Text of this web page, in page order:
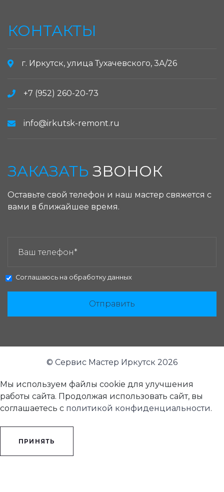
КОНТАКТЫ
г. Иркутск, улица Тухачевского, 3А/26
+7 (952) 260-20-73
info@irkutsk-remont.ru
ЗАКАЗАТЬ ЗВОНОК
Оставьте свой телефон и наш мастер свяжется с
вами в ближайшее время.
Соглашаюсь на обработку данных
Отправить
© Сервис Мастер Иркутск 2026
Мы используем файлы cookie для улучшения
работы сайта. Продолжая использовать сайт, вы
соглашаетесь с политикой конфиденциальности.
ПРИНЯТЬ